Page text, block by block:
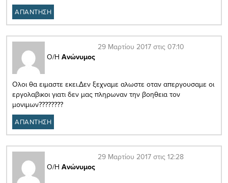
ΑΠΑΝΤΗΣΗ
Ο/Η Ανώνυμος
29 Μαρτίου 2017 στις 07:10
Ολοι θα ειμαστε εκει.Δεν ξεχναμε αλωστε οταν απεργουσαμε οι
εργολαβικοι γιατι δεν μας πληρωναν την βοηθεια τον
μονιμων????????
ΑΠΑΝΤΗΣΗ
Ο/Η Ανώνυμος
29 Μαρτίου 2017 στις 12:28